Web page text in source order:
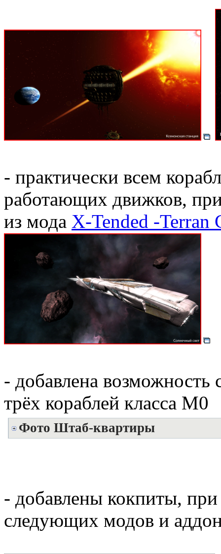
- практически всем
работающих движков,
из мода X-Tended -Terran
- добавлена возможность
трёх кораблей класса М0
Фото Штаб-квартиры
- добавлены кокпиты, при
следующих модов и